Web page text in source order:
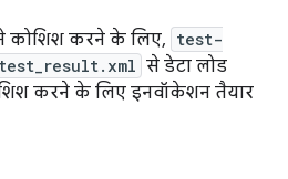
कोशिश करने के लिए, test-
test_result.xml से डेटा लोड
करने के लिए इनवॉकेशन तैयार